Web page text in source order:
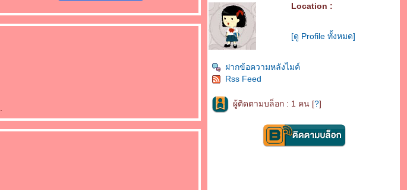
Location :
[ดู Profile ทั้งหมด]
ฝากข้อความหลังไมค์
Rss Feed
ผู้ติดตามบล็อก : 1 คน [?]